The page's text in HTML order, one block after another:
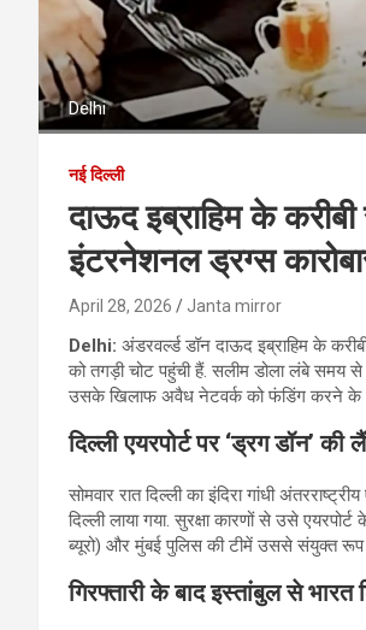
Delhi
नई दिल्ली
दाऊद इब्राहिम के
इंटरनेशनल ड्रग्स
April 28, 2026 Janta mirror
Delhi: अंडरवर्ल्ड डॉन दाऊद इब्राहिम के
को तगड़ी चोट पहुंची हैं. सलीम डोला लंबे समय से
उसके खिलाफ अवैध नेटवर्क को फंडिंग करने के
दिल्ली एयरपोर्ट पर ‘ड्रग डॉन’की
सोमवार रात दिल्ली का इंदिरा गांधी
दिल्ली लाया गया. सुरक्षा कारणों से उसे
ब्यूरो) और मुंबई पुलिस की टीमें उससे संयुक्त
गिरफ्तारी के बाद इस्तांबुल से भारत